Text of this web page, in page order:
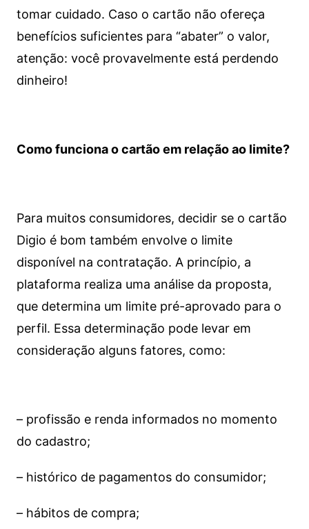
tomar cuidado. Caso o cartão não ofereça
benefícios suficientes para “abater” o valor,
atenção: você provavelmente está perdendo
dinheiro!
Como funciona o cartão em relação ao limite?
Para muitos consumidores, decidir se o cartão
Digio é bom também envolve o limite
disponível na contratação. A princípio, a
plataforma realiza uma análise da proposta,
que determina um limite pré-aprovado para o
perfil. Essa determinação pode levar em
consideração alguns fatores, como:
– profissão e renda informados no momento
do cadastro;
– histórico de pagamentos do consumidor;
– hábitos de compra;